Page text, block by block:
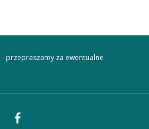
przepraszamy za ewentualne